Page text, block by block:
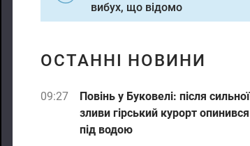
вибух, що відомо
ОСТАННІ НОВИНИ
09:27
Повінь у Буковелі: після сильної
зливи гірський курорт опинився
під водою